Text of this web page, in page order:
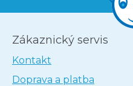
Zákaznický servis
Kontakt
Doprava a platba